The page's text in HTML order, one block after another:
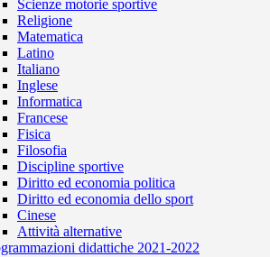
Scienze motorie sportive
Religione
Matematica
Latino
Italiano
Inglese
Informatica
Francese
Fisica
Filosofia
Discipline sportive
Diritto ed economia politica
Diritto ed economia dello sport
Cinese
Attività alternative
didattiche 2021-2022